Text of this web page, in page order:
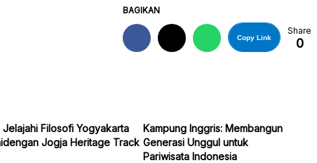
BAGIKAN
Copy Link
Share
0
Jelajahi Filosofi Yogyakarta
dengan Jogja Heritage Track
Kampung Inggris: Membangun
Generasi Unggul untuk
Pariwisata Indonesia